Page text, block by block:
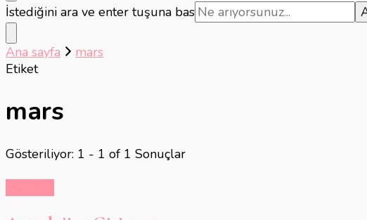
Bir
şey
mi
arıyorsunuz?
İstediğini ara ve enter tuşuna bas
Ana sayfa
mars
Etiket
mars
Gösteriliyor: 1 - 1 of 1 Sonuçlar